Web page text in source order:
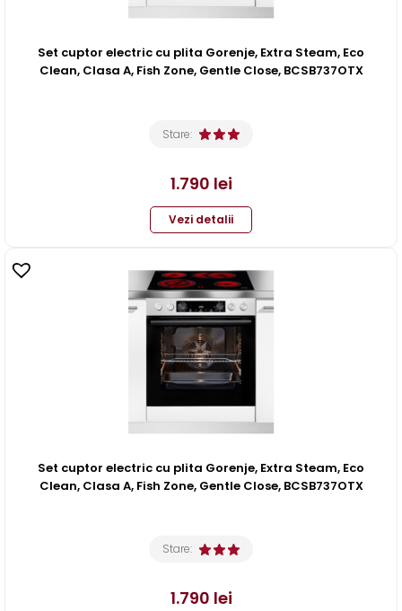
Set cuptor electric cu plita Gorenje, Extra Steam, Eco
Clean, Clasa A, Fish Zone, Gentle Close, BCSB737OTX
Stare:
1.790 lei
Vezi detalii
Set cuptor electric cu plita Gorenje, Extra Steam, Eco
Clean, Clasa A, Fish Zone, Gentle Close, BCSB737OTX
Stare:
1.790 lei